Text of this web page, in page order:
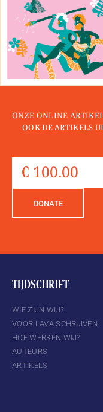
ONZE ONLINE
OOK DE ARTIKELS
DONATE
TIJDSCHRIFT
WIE ZIJN WIJ?
VOOR LAVA SCHRIJVEN
HOE WERKEN WIJ?
AUTEURS
ARTIKELS